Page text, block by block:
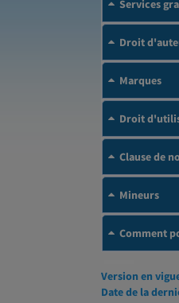
Services
Droit
Marques
Droit
Clause de
Mineurs
Comment
Version en
Date de la